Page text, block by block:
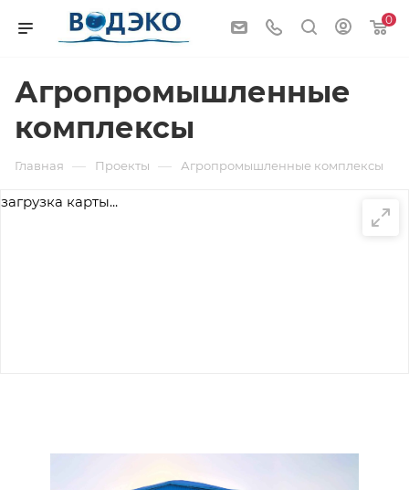
0
Агропромышленные
комплексы
Главная — Проекты — Агропромышленные комплексы
загрузка карты...